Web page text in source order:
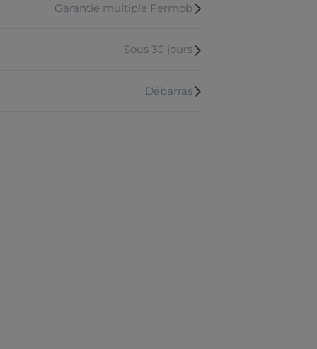
Garantie multiple Fermob
Sous 30 jours
Débarras